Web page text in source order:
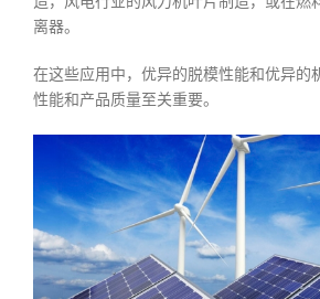
离器。
在这些应用中，优异的脱模性能和优异的
性能和产品质量至关重要。